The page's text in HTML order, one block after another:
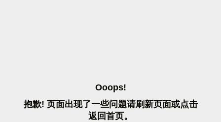
OOOPS!
抱歉! 页面出现了一些问题请刷 新页面或点击
返 回首页。